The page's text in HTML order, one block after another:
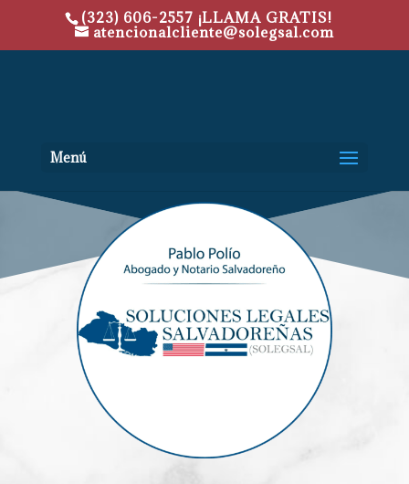
(323) 606-2557 ¡LLAMA GRATIS!
atencionalcliente@solegsal.com
Menú